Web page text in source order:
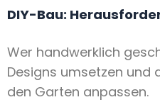
DIY-Bau:
Wer handwerklich
Designs umsetzen und
den Garten anpassen.